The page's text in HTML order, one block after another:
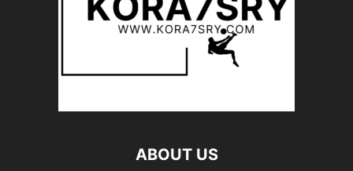
ABOUT US